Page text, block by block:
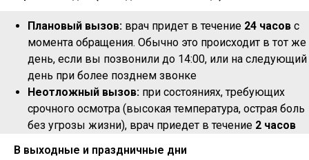
Плановый вызов: врач придет в течение 24 часов с
момента обращения. Обычно это происходит в тот же
день, если вы позвонили до 14:00, или на следующий
день при более позднем звонке
Неотложный вызов: при состояниях, требующих
срочного осмотра (высокая температура, острая боль
без угрозы жизни), врач приедет в течение 2 часов
В выходные и праздничные дни